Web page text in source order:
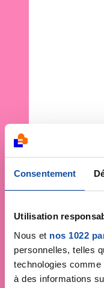
Consentement
Utilisation
Nous et nos 1022
personnelles, telles
technologies
à des informations